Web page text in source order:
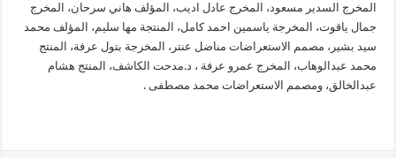
المخرج السدير مسعود، المخرج عادل اديب، المؤلف هاني سرحان، المخرج
جمال ياقوت، المخرجة ياسمين احمد كامل، المنتجة مها سليم، المؤلف محمد
سيد بشير، مصمم الاستعراضات مناضل عنتر، المخرجة بتول عرفة، المنتج
محمد عبدالوهاب، المخرج عمرو عرفة ، د.مدحت الكاشف، المنتج هشام
عبدالخالق، ومصمم الاستعراضات محمد مصطفى .